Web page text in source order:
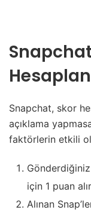
Snapchat, skor
açıklama
faktörlerin etkili
için 1 puan
Alınan